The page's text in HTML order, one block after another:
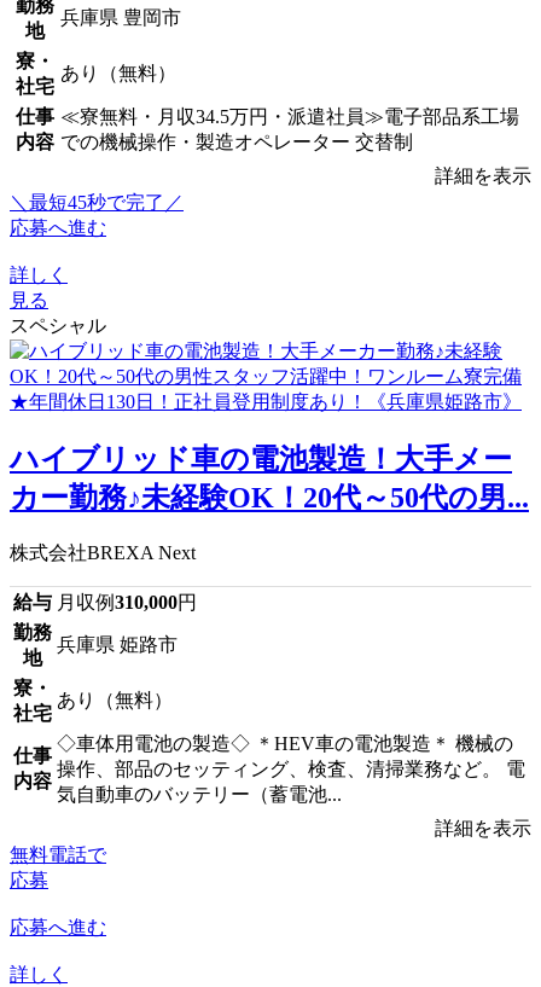
勤務
地
兵庫県 豊岡市
寮・
社宅
あり（無料）
仕事
内容
≪寮無料・月収34.5万円・派遣社員≫電子部品系工場
での機械操作・製造オペレーター 交替制
詳細を表示
＼最短45秒で完了／
応募へ進む
詳しく
見る
スペシャル
ハイブリッド車の電池製造！大手メー
カー勤務♪未経験OK！20代～50代の男...
株式会社BREXA Next
給与 月収例310,000円
勤務
地
兵庫県 姫路市
寮・
社宅
あり（無料）
仕事
内容
◇車体用電池の製造◇ ＊HEV車の電池製造＊ 機械の
操作、部品のセッティング、検査、清掃業務など。 電
気自動車のバッテリー（蓄電池...
詳細を表示
無料電話で
応募
応募へ進む
詳しく